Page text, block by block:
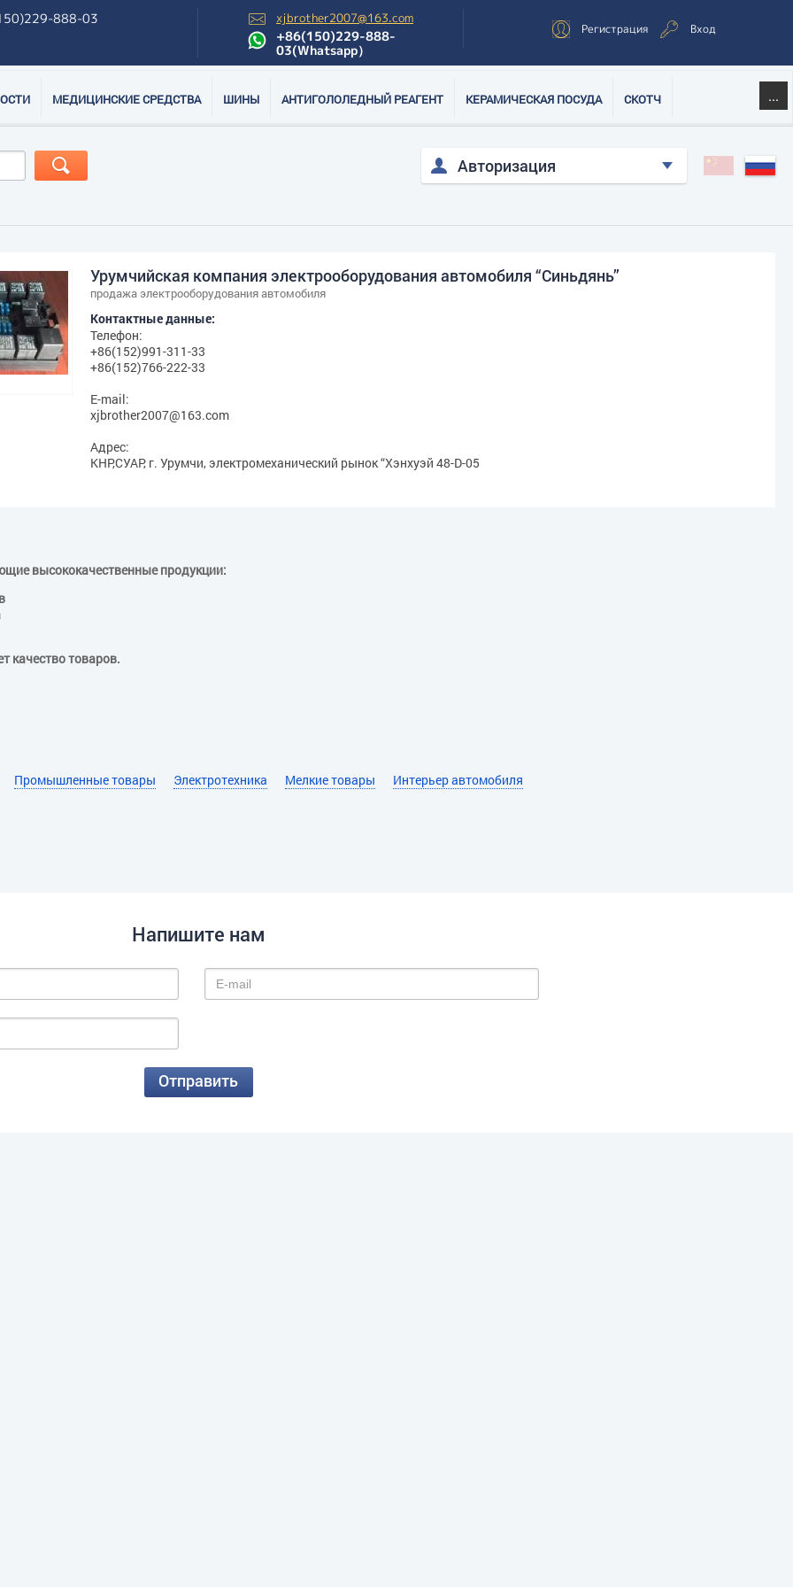
888-03 xjbrother2007@163.com
+86(150)229-888-
03(Whatsapp）
Регистрация Вход
МЕДИЦИНСКИЕ СРЕДСТВА ШИНЫ АНТИГОЛОЛЕДНЫЙ РЕАГЕНТ КЕРАМИЧЕСКАЯ ПОСУДА СКОТЧ ...
Авторизация
Урумчийская компания электрооборудования автомобиля “Синьдянь”
продажа электрооборудования автомобиля
Контактные данные:
Телефон:
+86(152)991-311-33
+86(152)766-222-33
E-mail:
xjbrother2007@163.com
Адрес:
КНР,СУАР, г. Урумчи, электромеханический рынок “Хэнхуэй 48-D-05
высококачественные продукции:
качество товаров.
Промышленные товары Электротехника Мелкие товары Интерьер автомобиля
Напишите нам